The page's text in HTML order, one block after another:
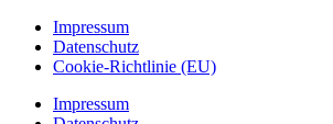
Impressum
Datenschutz
Cookie-Richtlinie (EU)
Impressum